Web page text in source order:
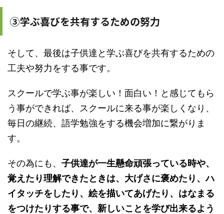
③学ぶ喜びを共有するための努力
そして、最後は子供達と学ぶ喜びを共有するための
工夫や努力をする事です。
スクールで学ぶ事が楽しい！面白い！と感じてもら
う事ができれば、スクールに来る事が楽しくなり、
毎日の継続、語学勉強をする機会増加に繋がりま
す。
その為にも、 子供達が一生懸命頑張っている時や、
覚えたり理解できたときは、大げさに褒めたり、ハ
イタッチをしたり、絵を描いてあげたり、はなまる
をつけたりする事で、新しいことを学び出来るよう